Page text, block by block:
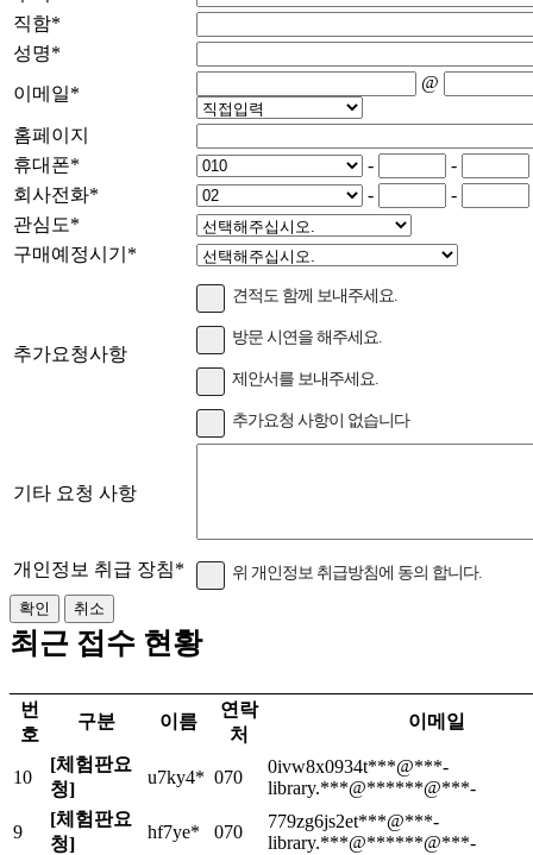
직함*
성명*
이메일*
@
홈페이지
휴대폰* -
-
회사전화* -
-
관심도*
구매예정시기 *
추가요청사항
견적도 함께 보내주세요.
방문 시연을 해주세요.
제안서를 보내주세요.
추가요청 사항이 없습니다
기타 요청 사항
개인정보 취급 장침* 위 개인정보 취급방침에 동의 합니다.
최근 접수 현황
번
호
구분 이름
연락
처
이메일
10
[체험판요
청]
u7ky4* 070
0ivw8x0934t***@***-
library.***@******@***-
9
[체험판요
청]
hf7ye* 070
779zg6js2et***@***-
library.***@******@***-